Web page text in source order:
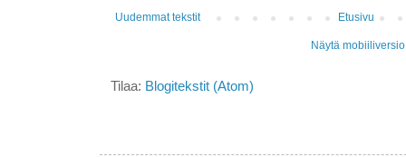
Uudemmat tekstit Etusivu
Näytä mobiiliversio
Tilaa: Blogitekstit (Atom)